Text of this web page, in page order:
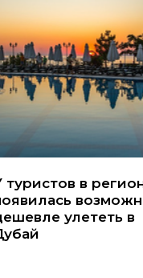
туристов в
улететь в